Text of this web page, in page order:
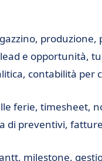
e opportunità,
contabilità per
ferie, timesheet,
di preventivi,
milestone,